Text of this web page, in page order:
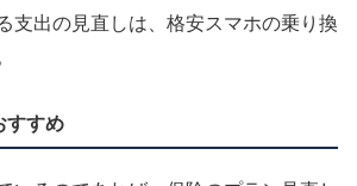
支出の見直しは、格安スマホの乗り換
すすめ